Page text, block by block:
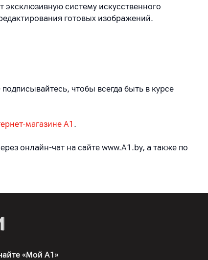
эксклюзивную систему искусственного
готовых изображений.
чтобы всегда быть в курсе
магазине А1 .
онлайн-чат на сайте www.A1.by, а также по
«Мой А1»